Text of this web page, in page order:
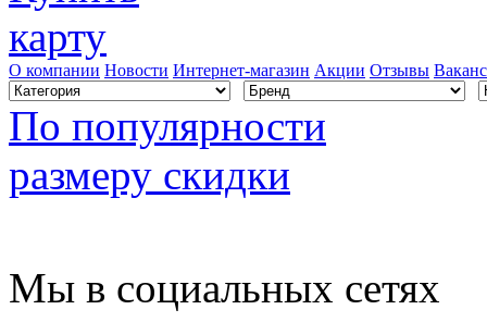
О компании Новости Интернет-магазин Акции Отзывы
По популярности
размеру скидки
Мы в социальных сетях